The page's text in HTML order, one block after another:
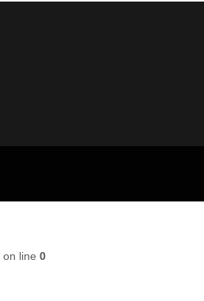
on line 0